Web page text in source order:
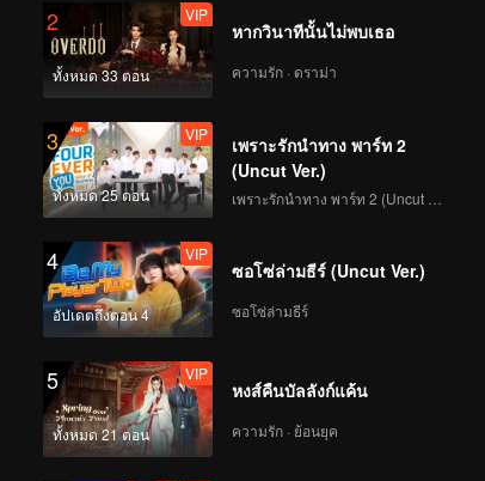
2
ทั้งหมด 33 ตอน
VIP
หากวินาทีนั้นไม่พบเธอ
ความรัก · ดราม่า
3
ทั้งหมด 25 ตอน
VIP
เพราะรักนำทาง พาร์ท 2
(Uncut Ver.)
4
อัปเดตถึงตอน 4
VIP
ซอโซ่ล่ามธีร์ (Uncut Ver.)
ซอโซ่ล่ามธีร์
5
ทั้งหมด 21 ตอน
VIP
หงส์คืนบัลลังก์แค้น
ความรัก · ย้อนยุค